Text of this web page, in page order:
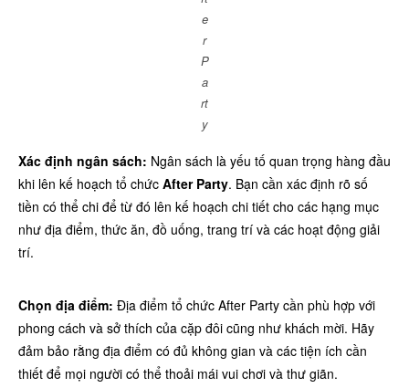
e
r
P
a
rt
y
Xác định ngân sách: Ngân sách là yếu tố quan trọng hàng đầu
khi lên kế hoạch tổ chức After Party. Bạn cần xác định rõ số
tiền có thể chi để từ đó lên kế hoạch chi tiết cho các hạng mục
như địa điểm, thức ăn, đồ uống, trang trí và các hoạt động giải
trí.
Chọn địa điểm: Địa điểm tổ chức After Party cần phù hợp với
phong cách và sở thích của cặp đôi cũng như khách mời. Hãy
đảm bảo rằng địa điểm có đủ không gian và các tiện ích cần
thiết để mọi người có thể thoải mái vui chơi và thư giãn.